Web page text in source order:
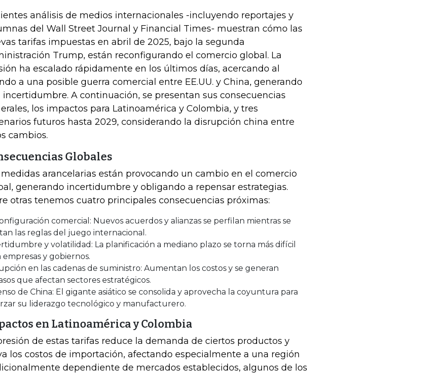
análisis de medios internacionales -incluyendo reportajes y
del Wall Street Journal y Financial Times- muestran cómo las
tarifas impuestas en abril de 2025, bajo la segunda
Trump, están reconfigurando el comercio global. La
ha escalado rápidamente en los últimos días, acercando al
a una posible guerra comercial entre EE.UU. y China, generando
incertidumbre. A continuación, se presentan sus consecuencias
los impactos para Latinoamérica y Colombia, y tres
futuros hasta 2029, considerando la disrupción china entre
cambios.
Globales
medidas arancelarias están provocando un cambio en el comercio
generando incertidumbre y obligando a repensar estrategias.
otras tenemos cuatro principales consecuencias próximas:
comercial: Nuevos acuerdos y alianzas se perfilan mientras se
las reglas del juego internacional.
y volatilidad: La planificación a mediano plazo se torna más difícil
empresas y gobiernos.
en las cadenas de suministro: Aumentan los costos y se generan
que afectan sectores estratégicos.
de China: El gigante asiático se consolida y aprovecha la coyuntura para
su liderazgo tecnológico y manufacturero.
en Latinoamérica y Colombia
de estas tarifas reduce la demanda de ciertos productos y
los costos de importación, afectando especialmente a una región
dependiente de mercados establecidos, algunos de los